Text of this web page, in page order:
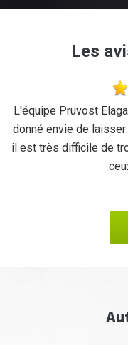
Les
L'équipe Pruvost
donné envie de
il est très difficile de